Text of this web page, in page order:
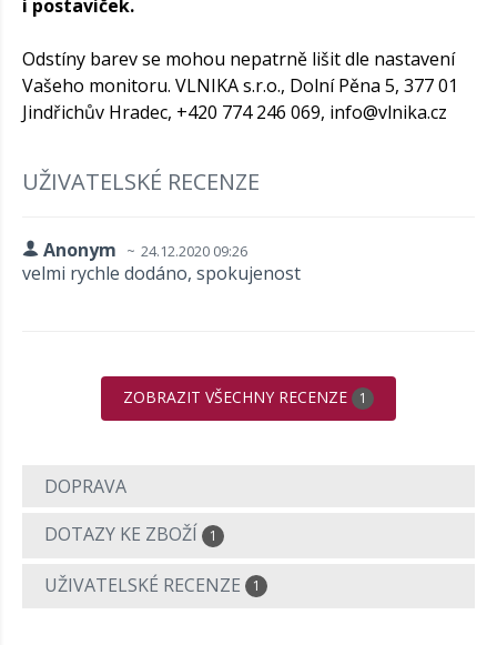
i postaviček.
Odstíny barev se mohou nepatrně lišit dle nastavení
Vašeho monitoru. VLNIKA s.r.o., Dolní Pěna 5, 377 01
Jindřichův Hradec, +420 774 246 069, info@vlnika.cz
UŽIVATELSKÉ RECENZE
Anonym 24.12.2020 09:26
velmi rychle dodáno, spokujenost
ZOBRAZIT VŠECHNY RECENZE 1
DOPRAVA
DOTAZY KE ZBOŽÍ
1
UŽIVATELSKÉ RECENZE 1